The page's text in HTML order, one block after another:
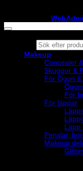
Products
search
Makeup
Concealer
Skuggor &
För Ögon &
För
För läppar
Läpp
Penslar,
Makeup
Glitter